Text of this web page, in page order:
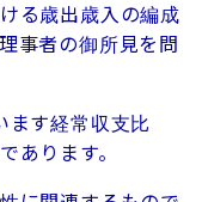
る歳出歳入の編成
事者の御所見を問
ます経常収支比
あります。